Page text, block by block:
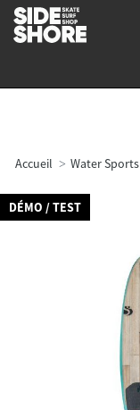
Accueil Water Sports
DÉMO / TEST